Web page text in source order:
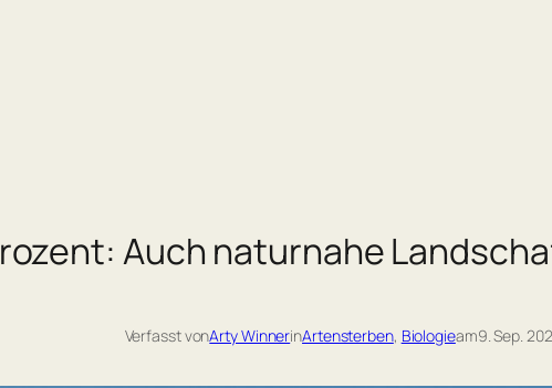
Auch naturnahe
Verfasst vonArty WinnerinArtensterben, Biologieam9. Sep.